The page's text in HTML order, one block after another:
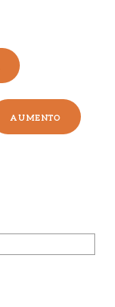
AUMENTO